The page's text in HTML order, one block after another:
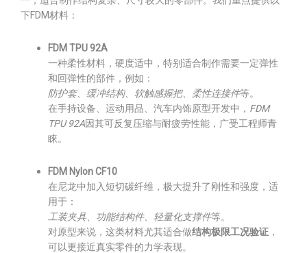
下FDM材料：
FDM TPU 92A
一种柔性材料，硬度适中，特别适合制作需要一定弹性
和回弹性的部件，例如：
防护套、缓冲结构、软触感握把、柔性连接件等。
在手持设备、运动用品、汽车内饰原型开发中， FDM
TPU 92A因其可反复压缩与耐疲劳性能，广受工程师青
睐。
FDM Nylon CF10
在尼龙中加入短切碳纤维，极大提升了刚性和强度，适
用于：
工装夹具、功能结构件、轻量化支撑件等。
对原型来说，这类材料尤其适合做结构极限工况验证 ，
可以更接近真实零件的力学表现。